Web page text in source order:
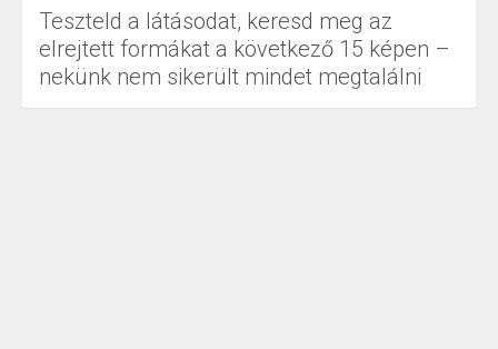
Teszteld a látásodat, keresd meg az
elrejtett formákat a következő 15 képen –
nekünk nem sikerült mindet megtalálni